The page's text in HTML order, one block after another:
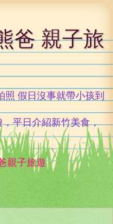
爸 親子旅
照 假日沒事就帶小孩到
平日介紹新竹美食，
親子旅遊